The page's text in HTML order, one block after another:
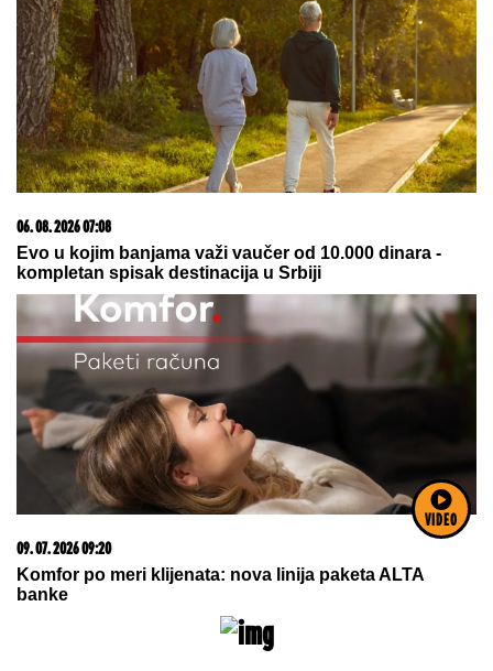
VIDEO
06. 08. 2026 07:08
Evo u kojim banjama važi vaučer od 10.000 dinara -
kompletan spisak destinacija u Srbiji
09. 07. 2026 09:20
Komfor po meri klijenata: nova linija paketa ALTA
banke